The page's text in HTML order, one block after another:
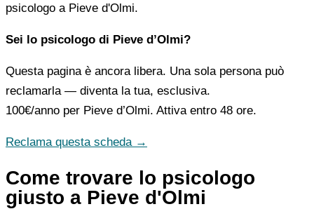
psicologo a Pieve d'Olmi.
Sei lo psicologo di Pieve d’Olmi?
Questa pagina è ancora libera. Una sola persona può
reclamarla — diventa la tua, esclusiva.
100€/anno per Pieve d’Olmi. Attiva entro 48 ore.
Reclama questa scheda →
Come trovare lo psicologo
giusto a Pieve d'Olmi